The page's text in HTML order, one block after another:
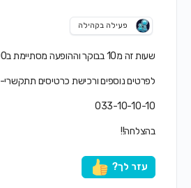
פעילה בקהילה
שעות זה מ10 בבוקר וההופעה מסתיימת ב23:00
לפרטים נוספים ורכישת כרטיסים תתקשרי-
033-10-10-10
בהצלחה!!
עזר לך?